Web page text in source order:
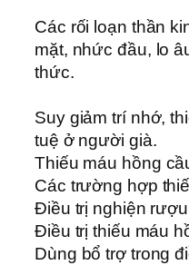
Các rối loạn thần
mặt, nhức đầu, lo
thức.
Suy giảm trí nhớ,
tuệ ở người già.
Thiếu máu hồng
Các trường hợp
Điều trị nghiện
Điều trị thiếu máu
Dùng bổ trợ trong